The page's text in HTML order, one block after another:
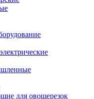
для овощерезок